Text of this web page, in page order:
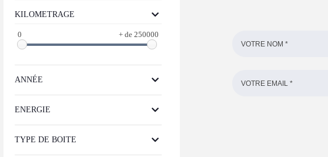
KILOMETRAGE
0 + de 250000
ANNÉE
ENERGIE
TYPE DE BOITE